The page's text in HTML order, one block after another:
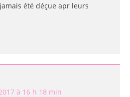
été déçue apr leurs
à 16 h 18 min